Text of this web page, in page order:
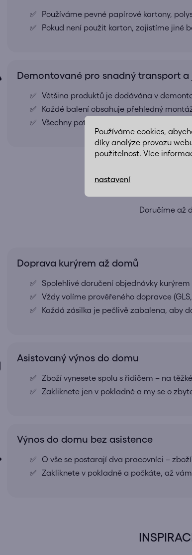
Používáme cookies,
díky analýze provozu
použitelnost. Více
nastavení
Používáme pevné papírové kartony,
Pokud není použit karton, zajistíme jiné
Demontované pro snadný transport
Většina produktů je dodávána v
Každé balení obsahuje přehledný
Všechny potřebné díly a komponenty
TĚŽKÉ
Doručíme až
Doprava kurýrem až domů
Spolehlivé doručení objednávky
Vždy volíme prověřeného dopravce
Každá zásilka je pečlivě zabalena, aby
Asistovaný výnos do domu
Zboží vynesete spolu s řidičem – na
Zakliknete jen v pokladně a my se o
Výnos do domu bez asistence
O vše se postarají dva pracovníci –
Zakliknete v pokladně a počkáte, až